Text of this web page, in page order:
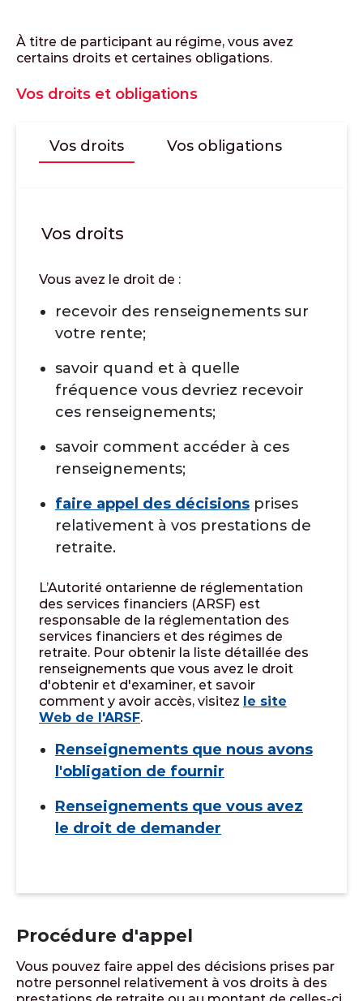
À titre de participant au régime, vous avez
certains droits et certaines obligations.
Vos droits et obligations
Vos droits Vos obligations
Vos droits
Vous avez le droit de :
recevoir des renseignements sur
votre rente;
savoir quand et à quelle
fréquence vous devriez recevoir
ces renseignements;
savoir comment accéder à ces
renseignements;
faire appel des décisions prises
relativement à vos prestations de
retraite.
L’Autorité ontarienne de réglementation
des services financiers (ARSF) est
responsable de la réglementation des
services financiers et des régimes de
retraite. Pour obtenir la liste détaillée des
renseignements que vous avez le droit
d'obtenir et d'examiner, et savoir
comment y avoir accès, visitez le site
Web de l'ARSF.
Renseignements que nous avons
l'obligation de fournir
Renseignements que vous avez
le droit de demander
Procédure d'appel
Vous pouvez faire appel des décisions prises par
notre personnel relativement à vos droits à des